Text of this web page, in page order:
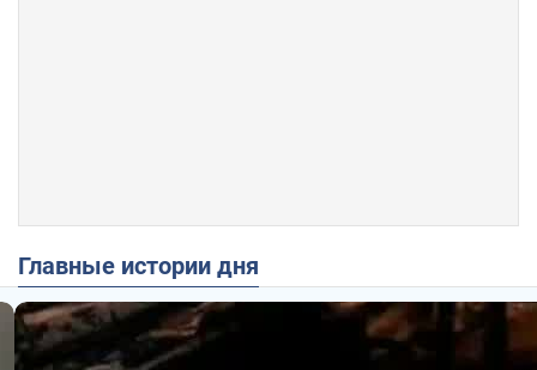
Главные истории дня